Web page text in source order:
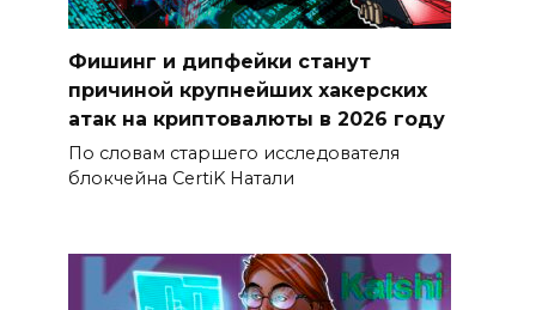
Фишинг и дипфейки станут
причиной крупнейших хакерских
атак на криптовалюты в 2026 году
По словам старшего исследователя
блокчейна CertiK Натали